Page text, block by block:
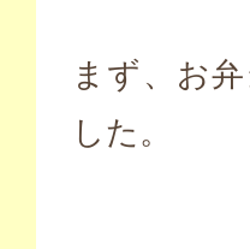
まず、お
した。